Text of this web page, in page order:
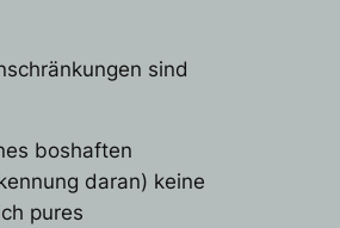
sind
boshaften
daran) keine
pures